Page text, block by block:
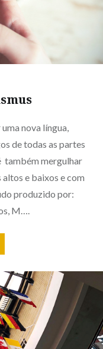
nova língua,
de todas as partes
também mergulhar
e baixos e com
produzido por:
M….